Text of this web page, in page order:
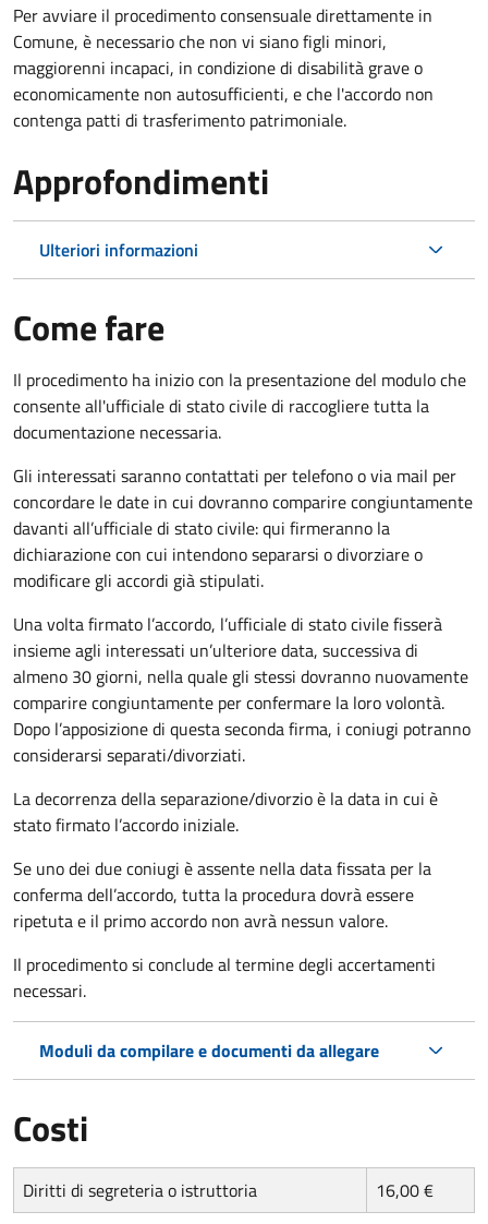
Per avviare il procedimento consensuale direttamente in
Comune, è necessario che non vi siano figli minori,
maggiorenni incapaci, in condizione di disabilità grave o
economicamente non autosufficienti, e che l'accordo non
contenga patti di trasferimento patrimoniale.
Approfondimenti
Ulteriori informazioni
Come fare
Il procedimento ha inizio con la presentazione del modulo che
consente all'ufficiale di stato civile di raccogliere tutta la
documentazione necessaria.
Gli interessati saranno contattati per telefono o via mail per
concordare le date in cui dovranno comparire congiuntamente
davanti all’ufficiale di stato civile: qui firmeranno la
dichiarazione con cui intendono separarsi o divorziare o
modificare gli accordi già stipulati.
Una volta firmato l’accordo, l’ufficiale di stato civile fisserà
insieme agli interessati un’ulteriore data, successiva di
almeno 30 giorni, nella quale gli stessi dovranno nuovamente
comparire congiuntamente per confermare la loro volontà.
Dopo l’apposizione di questa seconda firma, i coniugi potranno
considerarsi separati/divorziati.
La decorrenza della separazione/divorzio è la data in cui è
stato firmato l’accordo iniziale.
Se uno dei due coniugi è assente nella data fissata per la
conferma dell’accordo, tutta la procedura dovrà essere
ripetuta e il primo accordo non avrà nessun valore.
Il procedimento si conclude al termine degli accertamenti
necessari.
Moduli da compilare e documenti da allegare
Costi
Diritti di segreteria o istruttoria 16,00 €